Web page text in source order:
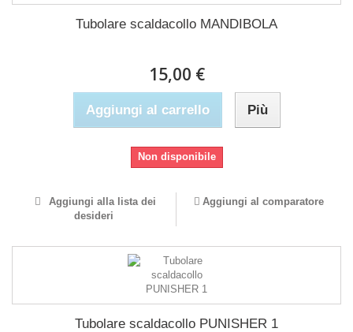
Tubolare scaldacollo MANDIBOLA
15,00 €
Aggiungi al carrello Più
Non disponibile
Aggiungi alla lista dei
desideri
Aggiungi al comparatore
Tubolare scaldacollo PUNISHER 1